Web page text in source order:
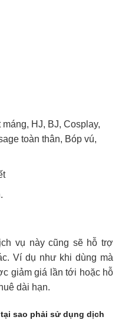
HJ, BJ, Cosplay,
toàn thân, Bóp vú,
vụ này cũng sẽ hỗ trợ
Ví dụ như khi dùng mà
giảm giá lần tới hoặc hỗ
dài hạn.
sao phải sử dụng dịch